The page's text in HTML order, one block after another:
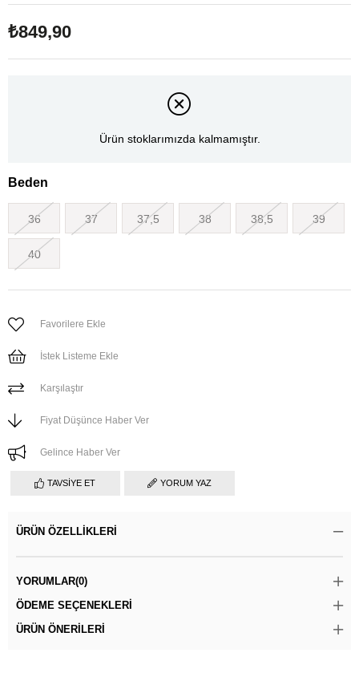
₺849,90
Ürün stoklarımızda kalmamıştır.
Beden
36 37 37,5 38 38,5 39
40
Favorilere Ekle
İstek Listeme Ekle
Karşılaştır
Fiyat Düşünce Haber Ver
Gelince Haber Ver
TAVSIYE ET YORUM YAZ
ÜRÜN ÖZELLIKLERI
YORUMLAR(0)
ÖDEME SEÇENEKLERI
ÜRÜN ÖNERILERI